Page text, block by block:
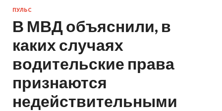
ПУЛЬС
В МВД объяснили, в
каких случаях
водительские права
признаются
недействительными